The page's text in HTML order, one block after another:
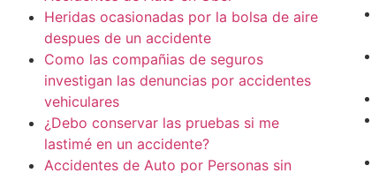
Heridas ocasionadas por la bolsa de aire
despues de un accidente
Como las compañias de seguros
investigan las denuncias por accidentes
vehiculares
¿Debo conservar las pruebas si me
lastimé en un accidente?
Accidentes de Auto por Personas sin